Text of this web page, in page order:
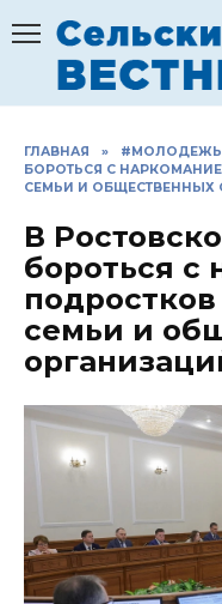
содержанию
ГЛАВНАЯ » #МОЛОДЕЖЬ
БОРОТЬСЯ С
СЕМЬИ И ОБЩЕСТВЕННЫХ
В
бороться с
семьи и